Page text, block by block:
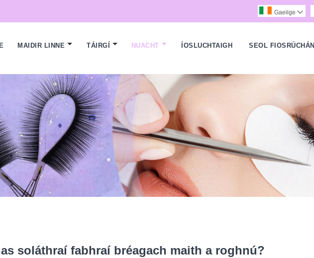
Gaeilge 
MAIDIR LINNE TÁIRGÍ NUACHT ÍOSLUCHTAIGH SEOL FIOSRÚCHÁN
soláthraí fabhraí bréagach maith a roghnú?